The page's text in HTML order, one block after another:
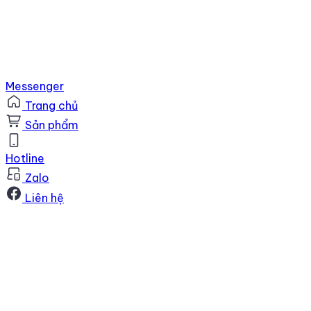
Messenger
Trang chủ
Sản phẩm
Hotline
Zalo
Liên hệ